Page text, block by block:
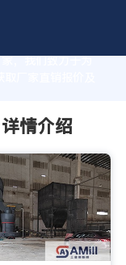
，我们致力于为
厂家直销报价及
情介绍